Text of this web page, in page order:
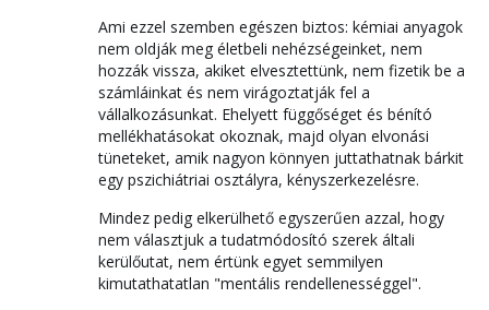
Ami ezzel szemben egészen biztos: kémiai anyagok
nem oldják meg életbeli nehézségeinket, nem
hozzák vissza, akiket elvesztettünk, nem fizetik be a
számláinkat és nem virágoztatják fel a
vállalkozásunkat. Ehelyett függőséget és bénító
mellékhatásokat okoznak, majd olyan elvonási
tüneteket, amik nagyon könnyen juttathatnak bárkit
egy pszichiátriai osztályra, kényszerkezelésre.
Mindez pedig elkerülhető egyszerűen azzal, hogy
nem választjuk a tudatmódosító szerek általi
kerülőutat, nem értünk egyet semmilyen
kimutathatatlan "mentális rendellenességgel".